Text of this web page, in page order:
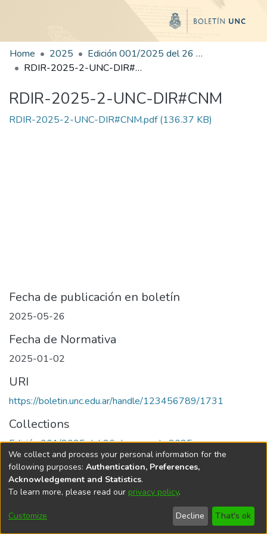
Home 2025
Edición 001/2025 del 26 de mayo de 2025
RDIR-2025-2-UNC-DIR#CNM
RDIR-2025-2-UNC-DIR#CNM
RDIR-2025-2-UNC-DIR#CNM.pdf(136.37 KB)
Fecha de publicación en boletín
2025-05-26
Fecha de Normativa
2025-01-02
URI
https://boletin.unc.edu.ar/handle/123456789/1731
Collections
Edición 001/2025 del 26 de mayo de 2025
Universidad Nacional de Córdoba
We collect and process your personal information for the
following purposes: Authentication, Preferences,
Acknowledgement and Statistics.
To learn more, please read our privacy policy.
Customize Decline That's ok